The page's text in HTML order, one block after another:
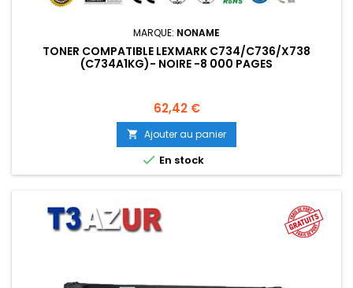
MARQUE: NONAME
TONER COMPATIBLE LEXMARK C734/C736/X738
(C734A1KG)- NOIRE -8 000 PAGES
Prix
62,42 €
 Ajouter au panier
 En stock